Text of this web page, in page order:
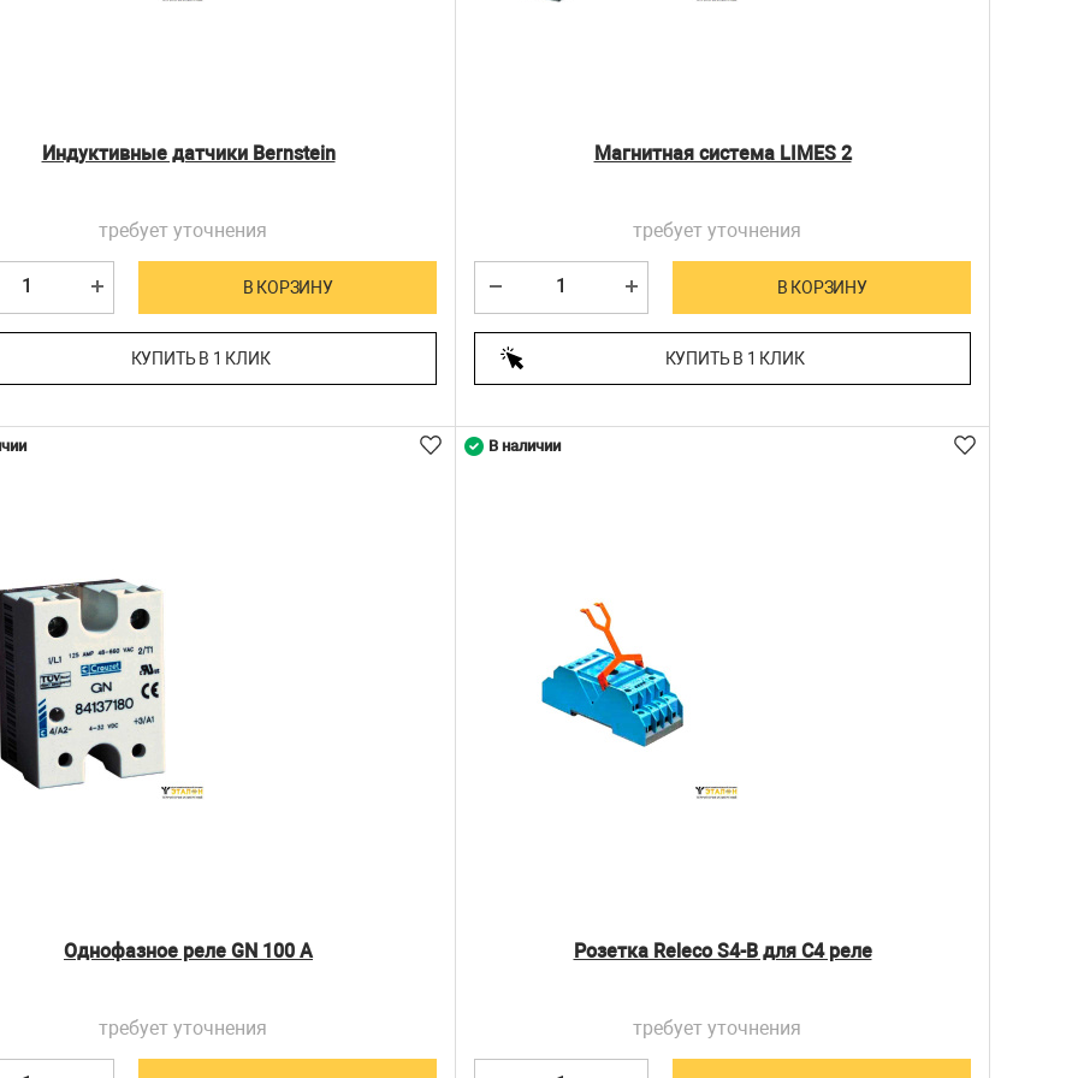
Индуктивные датчики Bernstein
требует уточнения
В КОРЗИНУ
КУПИТЬ В 1 КЛИК
Магнитная система LIMES 2
требует уточнения
В КОРЗИНУ
КУПИТЬ В 1 КЛИК
Однофазное реле GN 100 А
требует уточнения
Розетка Releco S4-B для С4 реле
требует уточнения
В наличии